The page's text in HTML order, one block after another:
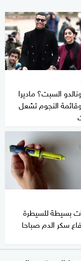
السبت؟ ماديرا
النجوم تشعل
بسيطة للسيطرة
سكر الدم صباحا